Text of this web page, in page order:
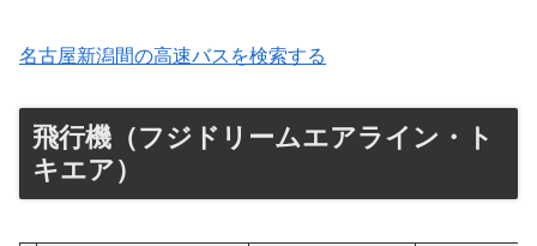
名古屋新潟間の高速バスを検索する
飛行機（フジドリームエアライン・ト
キエア）